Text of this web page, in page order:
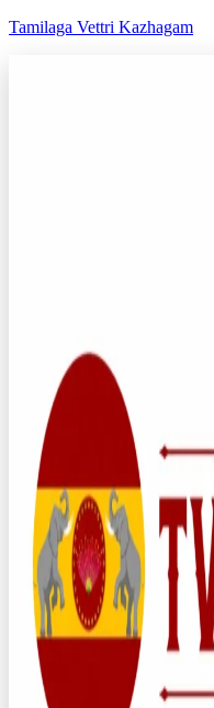
Tamilaga Vettri Kazhagam